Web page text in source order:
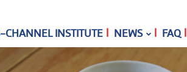
CHANNEL INSTITUTE NEWS FAQ